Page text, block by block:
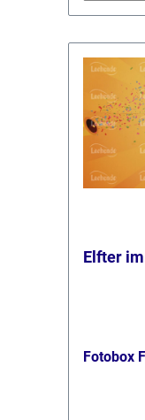
Elfter
Fotobox